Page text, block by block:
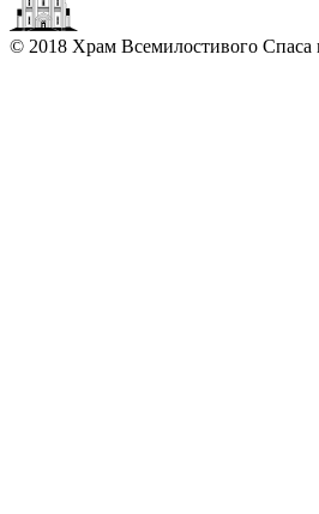
© 2018 Храм Всемилостивого